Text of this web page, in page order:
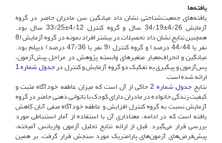
یافته‌ها
یافته‌های جمعیت‌شناختی نشان داد میانگین سن مادران حاضر در گروه
آزمایش 4/26±34/19 سال و گروه کنترل 4/12±33/25 سال بود.
همچنین نتایج نشان داد تحصیلات در بیشتر افراد نمونه در گروه آزمایش (8
نفر یا 44/44 درصد) و گروه کنترل (9 نفر یا 47/36 درصد) دیپلم بود.
میانگین و انحراف‌معیار متغیرهای وابسته پژوهش در مراحل پیش‌آزمون،
پس‌آزمون و پیگیری به تفکیک دو گروه آزمایش و کنترل درجدول شماره 1
ارائه شده است.
نتایج جدول شماره 2 حاکی از آن است که میزان عاطفه خودآگاه مثبت و
کیفیت زندگی خانواده در مادران دارای کودک با ناتوانی ذهنی حاضر در گروه
آزمایش نسبت به گروه کنترل افزایش و عاطفه خودآگاه منفی آنان کاهش
یافته است که در ادامه، معناداری آن با استفاده از آمار استنباطی مورد
بررسی قرار می‌گیرد. قبل از ارائه نتایج تحلیل آزمون واریانس‌ آمیخته،
پیش‌فرض‌های آزمون‌های پارامتریک مورد سنجش قرار گرفت. بر همین